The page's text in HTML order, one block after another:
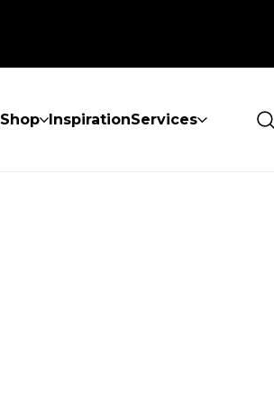
Shop InspirationServices